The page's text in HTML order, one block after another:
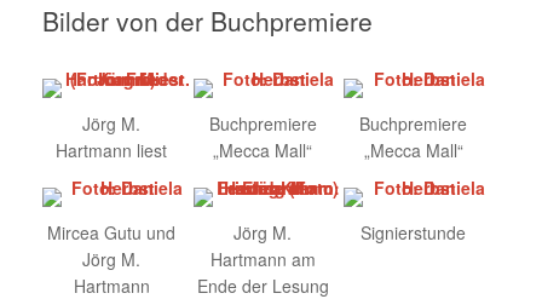
Bilder von der Buchpremiere
Jörg M.
Hartmann liest
Buchpremiere
„Mecca Mall“
Buchpremiere
„Mecca Mall“
Mircea Gutu und
Jörg M.
Hartmann
Jörg M.
Hartmann am
Ende der Lesung
Signierstunde